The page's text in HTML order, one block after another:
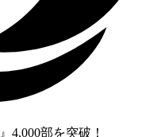
4,000部を突破！